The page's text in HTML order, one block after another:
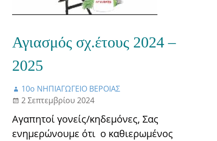
Αγιασμός σχ.έτους 2024 –
2025
10ο ΝΗΠΙΑΓΩΓΕΙΟ ΒΕΡΟΙΑΣ
2 Σεπτεμβρίου 2024
Αγαπητοί γονείς/κηδεμόνες, Σας
ενημερώνουμε ότι ο καθιερωμένος